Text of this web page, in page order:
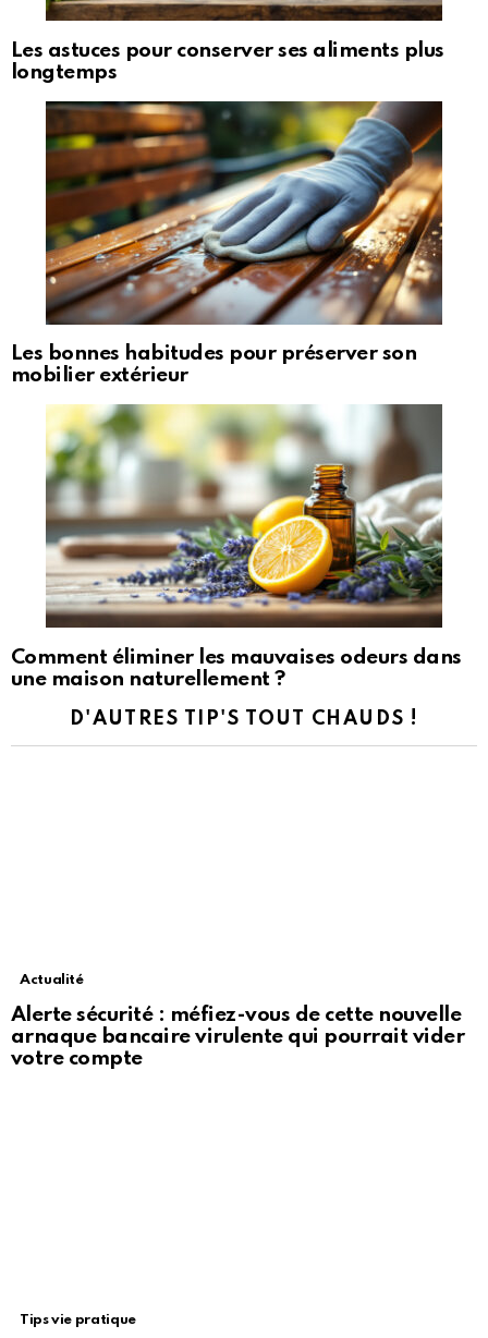
Les astuces pour conserver ses aliments plus
longtemps
Les bonnes habitudes pour préserver son
mobilier extérieur
Comment éliminer les mauvaises odeurs dans
une maison naturellement ?
D'AUTRES TIP'S TOUT CHAUDS !
Actualité
Alerte sécurité : méfiez-vous de cette nouvelle
arnaque bancaire virulente qui pourrait vider
votre compte
Tips vie pratique